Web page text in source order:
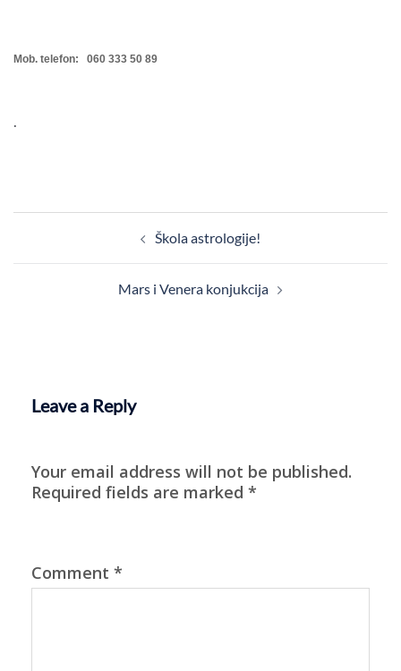
Mob. telefon: 060 333 50 89
.
Škola astrologije!
Mars i Venera konjukcija
Leave a Reply
Your email address will not be published.
Required fields are marked *
Comment *